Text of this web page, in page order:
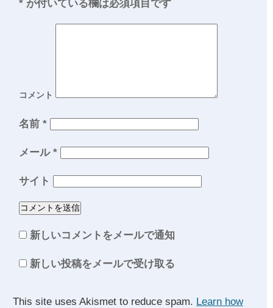
* が付いている欄は必須項目です
コメント
名前 *
メール *
サイト
新しいコメントをメールで通知
新しい投稿をメールで受け取る
This site uses Akismet to reduce spam. Learn how